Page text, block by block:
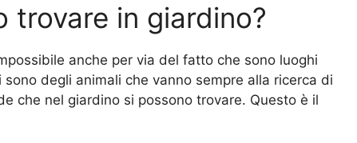
trovare in giardino?
anche per via del fatto che sono luoghi
degli animali che vanno sempre alla ricerca di
che nel giardino si possono trovare. Questo è il